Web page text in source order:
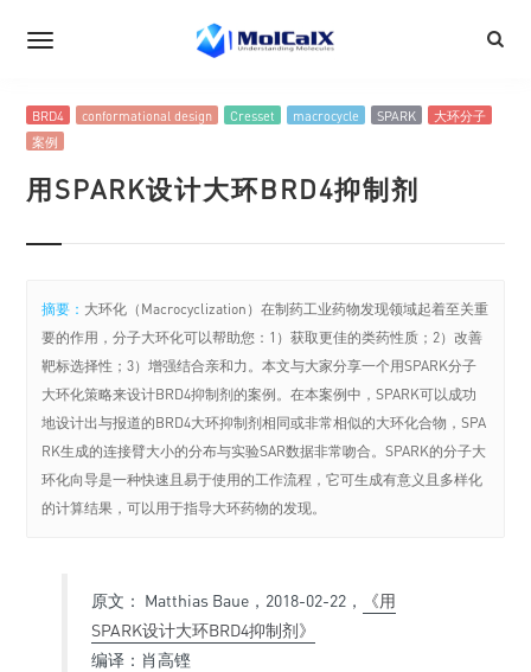
BRD4 conformational design Cresset macrocycle SPARK
大环分子
案例
用SPARK设计大环BRD4抑制剂
摘要： 大环化（Macrocyclization）在制药工业药物发现领域起着至关重
要的作用，分子大环化可以帮助您：1）获取更佳的类药性质；2）改善
靶标选择性；3）增强结合亲和力。本文与大家分享一个用SPARK分子
大环化策略来设计BRD4抑制剂的案例。在本案例中，SPARK可以成功
地设计出与报道的BRD4大环抑制剂相同或非常相似的大环化合物，SPA
RK生成的连接臂大小的分布与实验SAR数据非常吻合。SPARK的分子大
环化向导是一种快速且易于使用的工作流程，它可生成有意义且多样化
的计算结果，可以用于指导大环药物的发现。
原文： Matthias Baue，2018-02-22，
《用
SPARK设计大环BRD4抑制剂》
编译：肖高铿